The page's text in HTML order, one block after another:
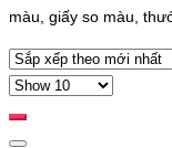
màu, giấy so màu,